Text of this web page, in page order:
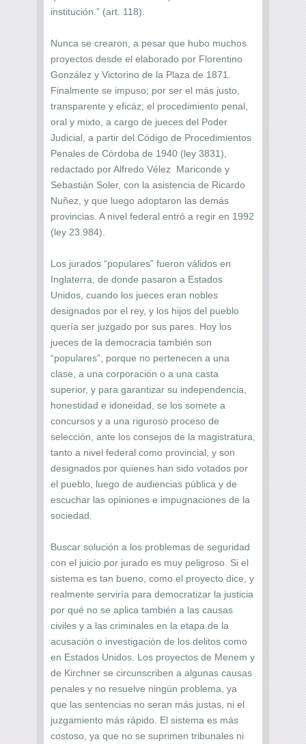
institución.” (art. 118).
Nunca se crearon, a pesar que hubo muchos
proyectos desde el elaborado por Florentino
González y Victorino de la Plaza de 1871.
Finalmente se impuso; por ser el más justo,
transparente y eficáz; el procedimiento penal,
oral y mixto, a cargo de jueces del Poder
Judicial, a partir del Código de Procedimientos
Penales de Córdoba de 1940 (ley 3831),
redactado por Alfredo Vélez Mariconde y
Sebastián Soler, con la asistencia de Ricardo
Nuñez, y que luego adoptaron las demás
provincias. A nivel federal entró a regir en 1992
(ley 23.984).
Los jurados “populares” fueron válidos en
Inglaterra, de donde pasaron a Estados
Unidos, cuando los jueces eran nobles
designados por el rey, y los hijos del pueblo
quería ser juzgado por sus pares. Hoy los
jueces de la democracia también son
“populares”, porque no pertenecen a una
clase, a una corporación o a una casta
superior, y para garantizar su independencia,
honestidad e idoneidad, se los somete a
concursos y a una riguroso proceso de
selección, ante los consejos de la magistratura,
tanto a nivel federal como provincial, y son
designados por quienes han sido votados por
el pueblo, luego de audiencias pública y de
escuchar las opiniones e impugnaciones de la
sociedad.
Buscar solución a los problemas de seguridad
con el juicio por jurado es muy peligroso. Si el
sistema es tan bueno, como el proyecto dice, y
realmente serviría para democratizar la justicia
por qué no se aplica también a las causas
civiles y a las criminales en la etapa de la
acusación o investigación de los delitos como
en Estados Unidos. Los proyectos de Menem y
de Kirchner se circunscriben a algunas causas
penales y no resuelve ningún problema, ya
que las sentencias no seran más justas, ni el
juzgamiento más rápido. El sistema es más
costoso, ya que no se suprimen tribunales ni